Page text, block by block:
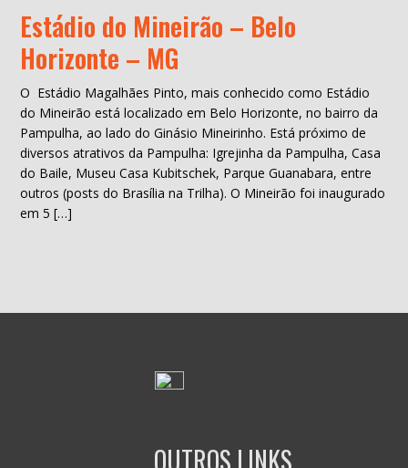
Estádio do Mineirão – Belo
Horizonte – MG
O Estádio Magalhães Pinto, mais conhecido como Estádio
do Mineirão está localizado em Belo Horizonte, no bairro da
Pampulha, ao lado do Ginásio Mineirinho. Está próximo de
diversos atrativos da Pampulha: Igrejinha da Pampulha, Casa
do Baile, Museu Casa Kubitschek, Parque Guanabara, entre
outros (posts do Brasília na Trilha). O Mineirão foi inaugurado
em 5 […]